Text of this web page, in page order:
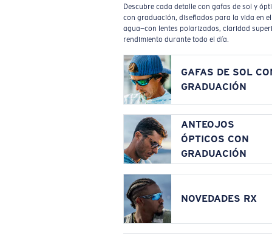
Descubre cada detalle con gafas de sol y
con graduación, diseñados para la vida en el
agua—con lentes polarizados, claridad
rendimiento durante todo el día.
GAFAS DE SOL
GRADUACIÓN
ANTEOJOS
ÓPTICOS CON
GRADUACIÓN
NOVEDADES RX